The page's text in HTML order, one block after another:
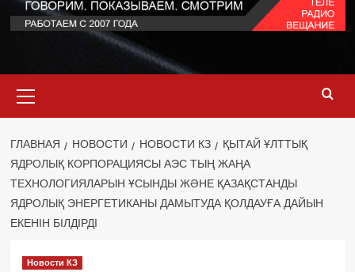
меню
ГЛАВНАЯ НОВОСТИ НОВОСТИ КЗ
ҚЫТАЙ ҰЛТТЫҚ
ЯДРОЛЫҚ КОРПОРАЦИЯСЫ АЭС ТЫҢ ЖАҢА
ТЕХНОЛОГИЯЛАРЫН ҰСЫНДЫ ЖӘНЕ ҚАЗАҚСТАНДЫ
ЯДРОЛЫҚ ЭНЕРГЕТИКАНЫ ДАМЫТУДА ҚОЛДАУҒА ДАЙЫН
ЕКЕНІН БІЛДІРДІ
Новости КЗ